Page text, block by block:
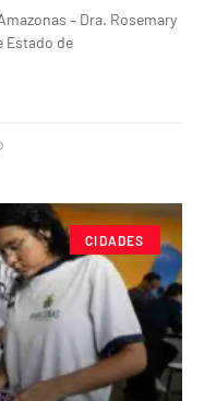
– Dra. Rosemary
Estado de
CIDADES